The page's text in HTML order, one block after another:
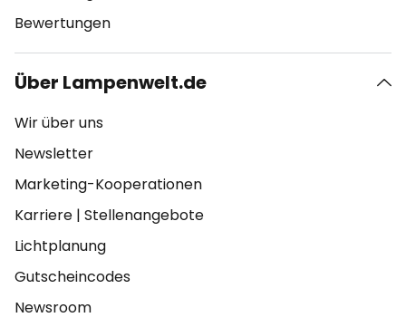
Bewertungen
Über Lampenwelt.de
Wir über uns
Newsletter
Marketing-Kooperationen
Karriere | Stellenangebote
Lichtplanung
Gutscheincodes
Newsroom